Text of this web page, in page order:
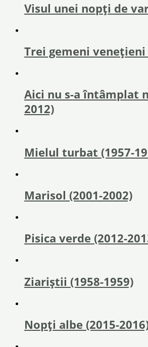
Visul unei nopți de
Trei gemeni venețieni
Aici nu s-a întâmplat
2012)
Mielul turbat (1957-
Marisol (2001-2002)
Pisica verde (2012-
Ziariștii (1958-1959)
Nopți albe (2015-